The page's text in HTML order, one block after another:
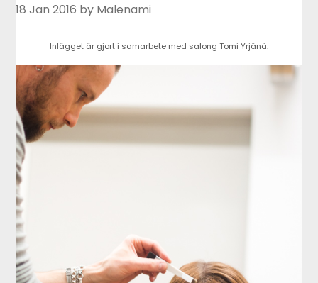
18 Jan 2016 by Malenami
Inlägget är gjort i samarbete med salong Tomi Yrjänä.